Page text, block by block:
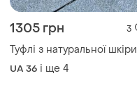
1305 грн 3
Туфлі з натуральної шкіри
UA 36 і ще 4